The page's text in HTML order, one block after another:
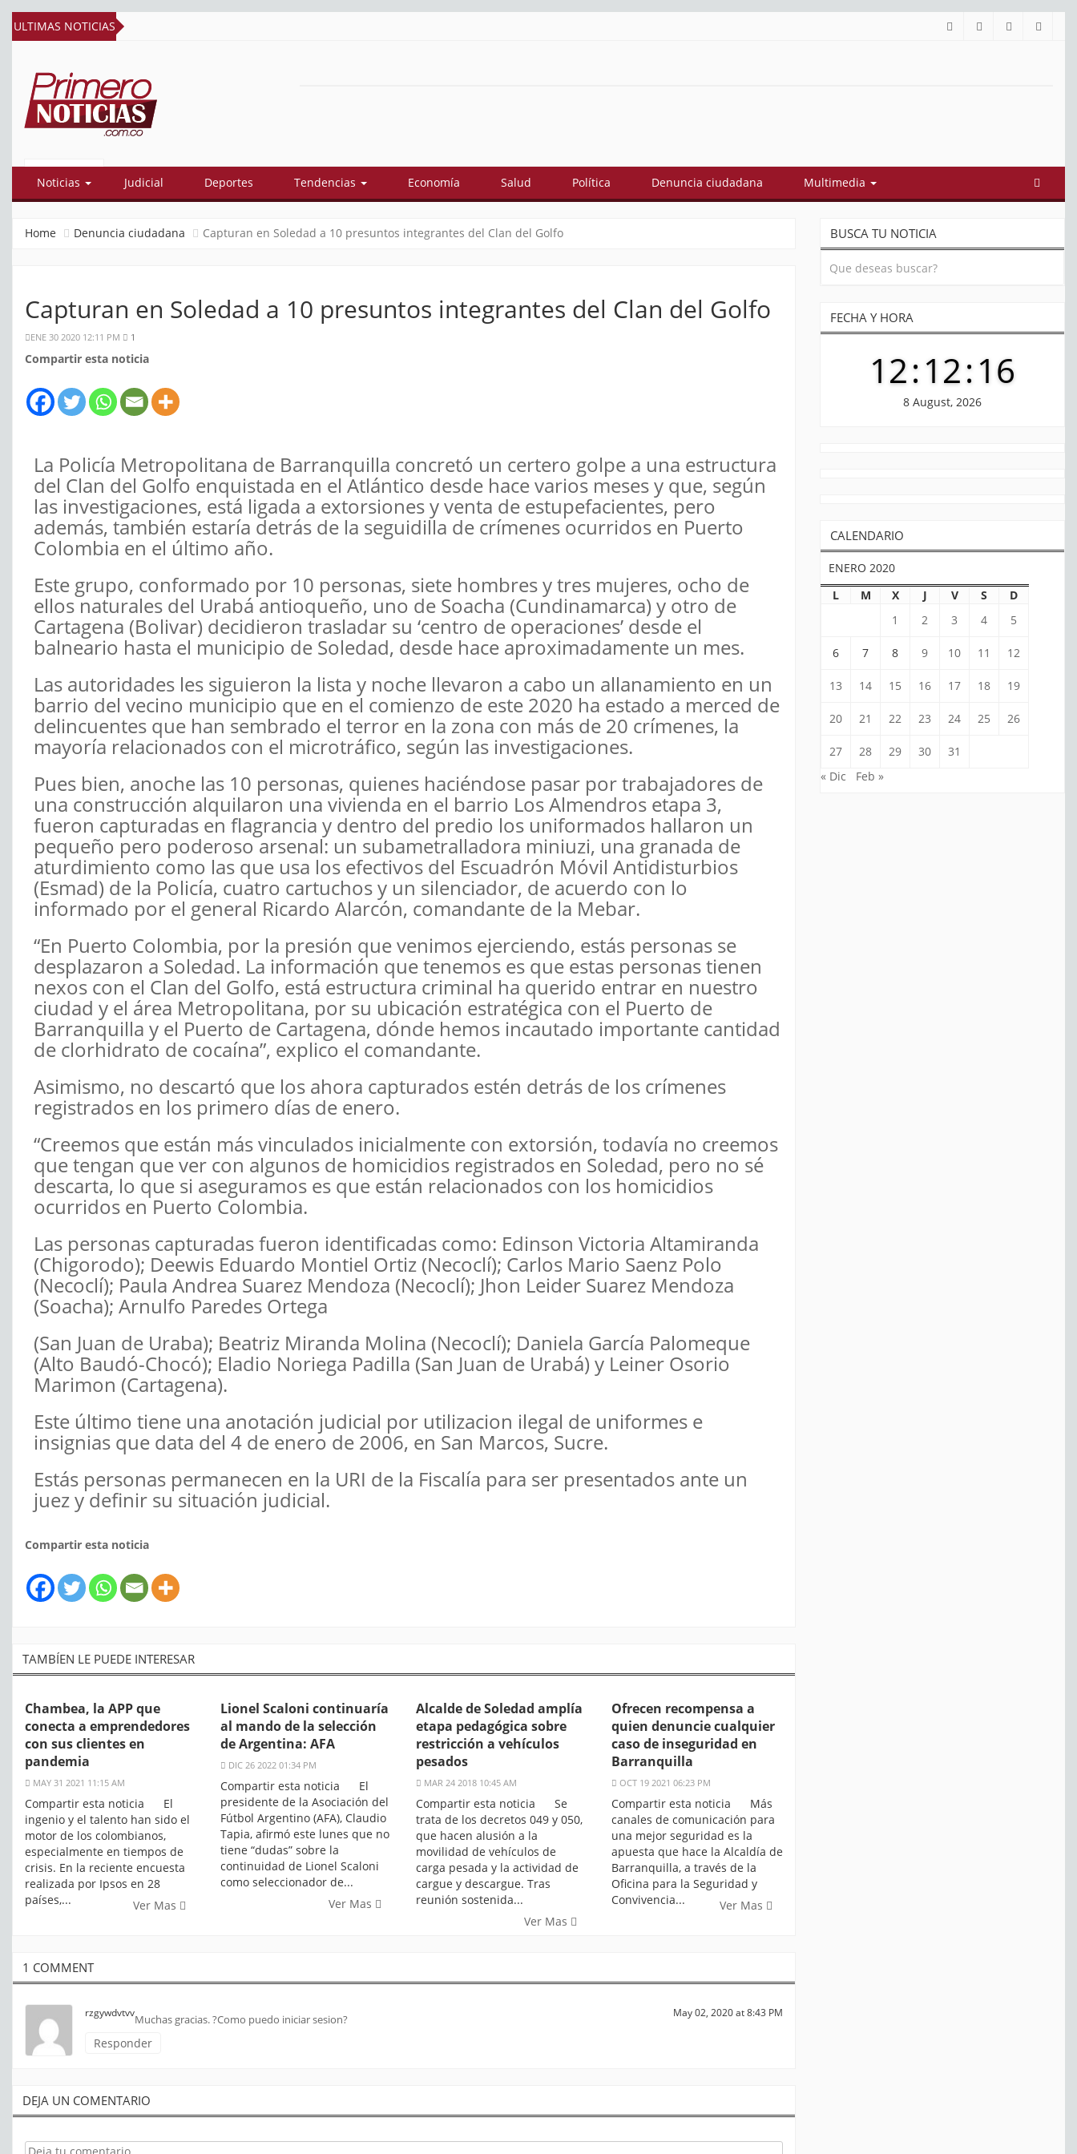
ULTIMAS NOTICIAS
NOTICIAS
Noticias Judicial Deportes Tendencias Economía Salud Política Denuncia ciudadana Multimedia
Home Denuncia ciudadana Capturan en Soledad a 10 presuntos integrantes del Clan del Golfo
Capturan en Soledad a 10 presuntos integrantes del Clan del Golfo
ENE 30 2020 12:11 PM 1
Compartir esta noticia
La Policía Metropolitana de Barranquilla concretó un certero golpe a una estructura
del Clan del Golfo enquistada en el Atlántico desde hace varios meses y que, según
las investigaciones, está ligada a extorsiones y venta de estupefacientes, pero
además, también estaría detrás de la seguidilla de crímenes ocurridos en Puerto
Colombia en el último año.
Este grupo, conformado por 10 personas, siete hombres y tres mujeres, ocho de
ellos naturales del Urabá antioqueño, uno de Soacha (Cundinamarca) y otro de
Cartagena (Bolivar) decidieron trasladar su ‘centro de operaciones’ desde el
balneario hasta el municipio de Soledad, desde hace aproximadamente un mes.
Las autoridades les siguieron la lista y noche llevaron a cabo un allanamiento en un
barrio del vecino municipio que en el comienzo de este 2020 ha estado a merced de
delincuentes que han sembrado el terror en la zona con más de 20 crímenes, la
mayoría relacionados con el microtráfico, según las investigaciones.
Pues bien, anoche las 10 personas, quienes haciéndose pasar por trabajadores de
una construcción alquilaron una vivienda en el barrio Los Almendros etapa 3,
fueron capturadas en flagrancia y dentro del predio los uniformados hallaron un
pequeño pero poderoso arsenal: un subametralladora miniuzi, una granada de
aturdimiento como las que usa los efectivos del Escuadrón Móvil Antidisturbios
(Esmad) de la Policía, cuatro cartuchos y un silenciador, de acuerdo con lo
informado por el general Ricardo Alarcón, comandante de la Mebar.
“En Puerto Colombia, por la presión que venimos ejerciendo, estás personas se
desplazaron a Soledad. La información que tenemos es que estas personas tienen
nexos con el Clan del Golfo, está estructura criminal ha querido entrar en nuestro
ciudad y el área Metropolitana, por su ubicación estratégica con el Puerto de
Barranquilla y el Puerto de Cartagena, dónde hemos incautado importante cantidad
de clorhidrato de cocaína”, explico el comandante.
Asimismo, no descartó que los ahora capturados estén detrás de los crímenes
registrados en los primero días de enero.
“Creemos que están más vinculados inicialmente con extorsión, todavía no creemos
que tengan que ver con algunos de homicidios registrados en Soledad, pero no sé
descarta, lo que si aseguramos es que están relacionados con los homicidios
ocurridos en Puerto Colombia.
Las personas capturadas fueron identificadas como: Edinson Victoria Altamiranda
(Chigorodo); Deewis Eduardo Montiel Ortiz (Necoclí); Carlos Mario Saenz Polo
(Necoclí); Paula Andrea Suarez Mendoza (Necoclí); Jhon Leider Suarez Mendoza
(Soacha); Arnulfo Paredes Ortega
(San Juan de Uraba); Beatriz Miranda Molina (Necoclí); Daniela García Palomeque
(Alto Baudó-Chocó); Eladio Noriega Padilla (San Juan de Urabá) y Leiner Osorio
Marimon (Cartagena).
Este último tiene una anotación judicial por utilizacion ilegal de uniformes e
insignias que data del 4 de enero de 2006, en San Marcos, Sucre.
Estás personas permanecen en la URI de la Fiscalía para ser presentados ante un
juez y definir su situación judicial.
Compartir esta noticia
TAMBÍEN LE PUEDE INTERESAR
Chambea, la APP que
conecta a emprendedores
con sus clientes en
pandemia
MAY 31 2021 11:15 AM
Compartir esta noticia El
ingenio y el talento han sido el
motor de los colombianos,
especialmente en tiempos de
crisis. En la reciente encuesta
realizada por Ipsos en 28
países,...
Ver Mas
Lionel Scaloni continuaría
al mando de la selección
de Argentina: AFA
DIC 26 2022 01:34 PM
Compartir esta noticia El
presidente de la Asociación del
Fútbol Argentino (AFA), Claudio
Tapia, afirmó este lunes que no
tiene “dudas” sobre la
continuidad de Lionel Scaloni
como seleccionador de...
Ver Mas
Alcalde de Soledad amplía
etapa pedagógica sobre
restricción a vehículos
pesados
MAR 24 2018 10:45 AM
Compartir esta noticia Se
trata de los decretos 049 y 050,
que hacen alusión a la
movilidad de vehículos de
carga pesada y la actividad de
cargue y descargue. Tras
reunión sostenida...
Ver Mas
Ofrecen recompensa a
quien denuncie cualquier
caso de inseguridad en
Barranquilla
OCT 19 2021 06:23 PM
Compartir esta noticia Más
canales de comunicación para
una mejor seguridad es la
apuesta que hace la Alcaldía de
Barranquilla, a través de la
Oficina para la Seguridad y
Convivencia...
Ver Mas
1 COMMENT
rzgywdvtvv May 02, 2020 at 8:43 PM
Muchas gracias. ?Como puedo iniciar sesion?
Responder
DEJA UN COMENTARIO
BUSCA TU NOTICIA
FECHA Y HORA
12:12:17
8 August, 2026
CALENDARIO
ENERO 2020
L
M X J V S
D
1
2 3 4 5
6 7 8 9 10 11 12
13 14 15 16 17 18 19
20 21 22 23 24 25 26
27 28 29 30
31
« Dic
Feb »